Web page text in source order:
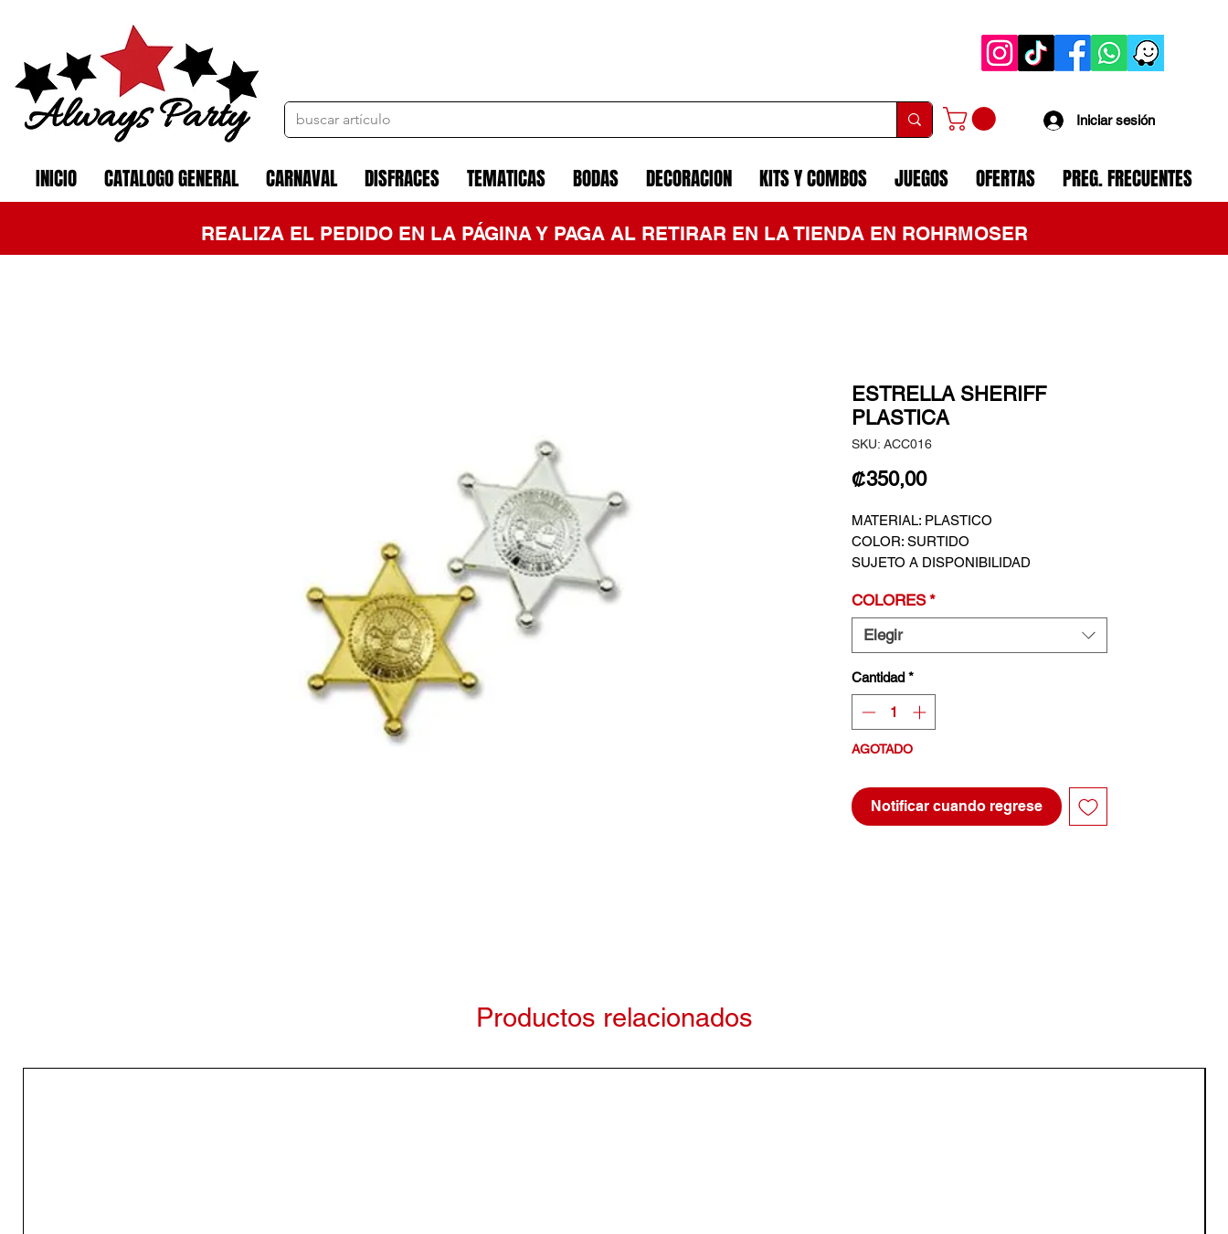
Iniciar sesión
INICIO CATALOGO GENERAL CARNAVAL DISFRACES TEMATICAS BODAS DECORACION KITS Y COMBOS JUEGOS OFERTAS PREG. FRECUENTES
REALIZA EL PEDIDO EN LA PÁGINA Y PAGA AL RETIRAR EN LA TIENDA EN ROHRMOSER
ESTRELLA SHERIFF
PLASTICA
SKU: ACC016
₡350,00Precio
MATERIAL: PLASTICO
COLOR: SURTIDO
SUJETO A DISPONIBILIDAD
COLORES *
Elegir
Cantidad *
AGOTADO
Notificar cuando regrese
Productos relacionados